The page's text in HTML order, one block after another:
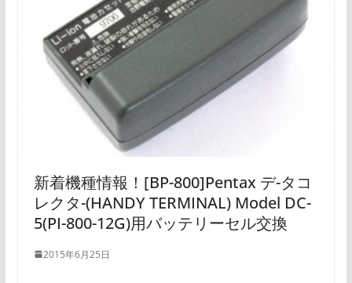
新着機種情報！[BP-800]Pentax デ-タコ
レクタ-(HANDY TERMINAL) Model DC-
5(PI-800-12G)用バッテリーセル交換
2015年6月25日